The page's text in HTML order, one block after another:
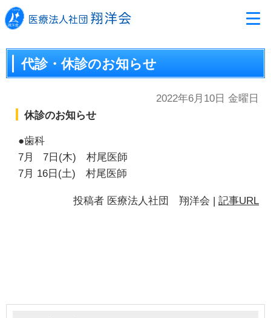
代診・休診のお知らせ
2022年6月10日 金曜日
休診のお知らせ
●歯科
7月 7日(木) 村尾医師
7月 16日(土) 村尾医師
投稿者 医療法人社団 翔洋会 | 記事URL